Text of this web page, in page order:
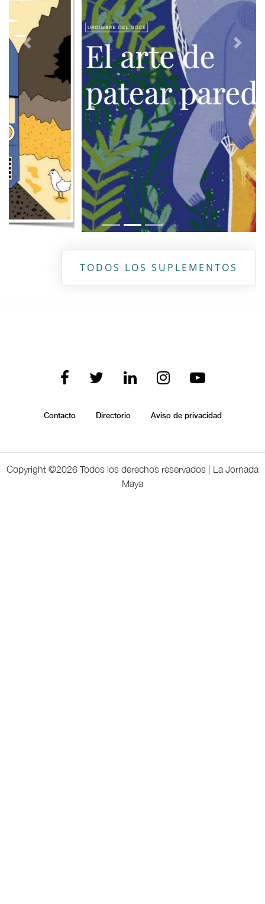
Previous Next
TODOS LOS SUPLEMENTOS
Contacto Directorio Aviso de privacidad
Copyright ©2026 Todos los derechos reservados | La Jornada
Maya